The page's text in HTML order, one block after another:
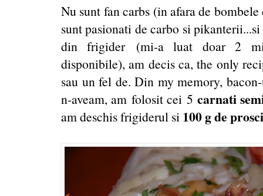
Nu sunt fan carbs (in afara de
sunt pasionati de carbo si
din frigider (mi-a luat doar 2
disponibile), am decis ca, the only
sau un fel de. Din my memory,
n-aveam, am folosit cei 5 carnati
am deschis frigiderul si 100 g de